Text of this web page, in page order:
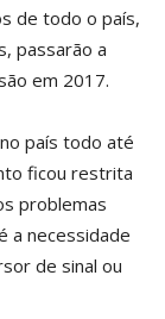
de todo o país,
passarão a
em 2017.
país todo até
ficou restrita
problemas
a necessidade
de sinal ou